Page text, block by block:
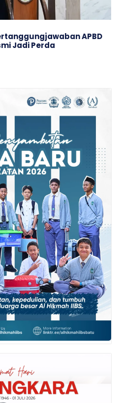
APBD
Jadi Perda